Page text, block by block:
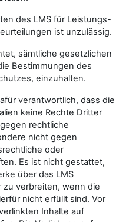
des LMS für Leistungs-
ist unzulässig.
sämtliche gesetzlichen
Bestimmungen des
einzuhalten.
verantwortlich, dass die
keine Rechte Dritter
rechtliche
nicht gegen
oder
Es ist nicht gestattet,
über das LMS
verbreiten, wenn die
nicht erfüllt sind. Vor
Inhalte auf